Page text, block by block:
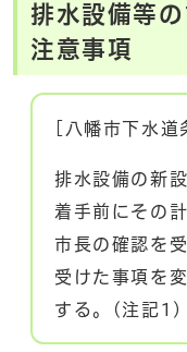
排水設備等
注意事項
[八幡市下水
排水設備の新
着手前にその
市長の確認を
受けた事項を
する。(注記1)